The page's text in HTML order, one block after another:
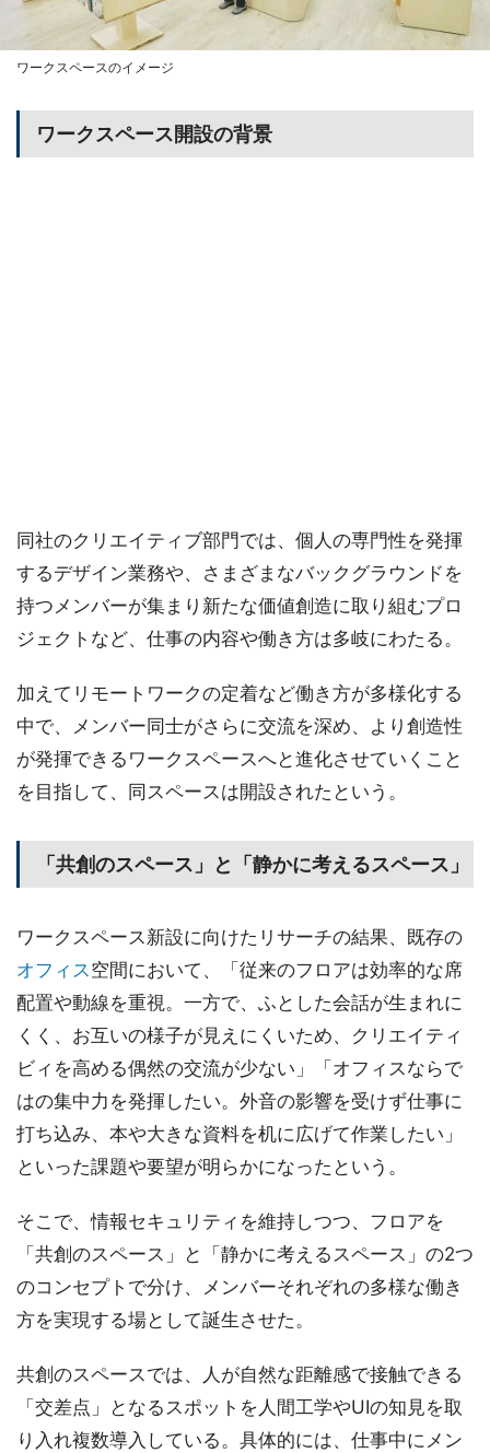
ワークスペースのイメージ
ワークスペース開設の背景
同社のクリエイティブ部門では、個人の専門性を発揮
するデザイン業務や、さまざまなバックグラウンドを
持つメンバーが集まり新たな価値創造に取り組むプロ
ジェクトなど、仕事の内容や働き方は多岐にわたる。
加えてリモートワークの定着など働き方が多様化する
中で、メンバー同士がさらに交流を深め、より創造性
が発揮できるワークスペースへと進化させていくこと
を目指して、同スペースは開設されたという。
「共創のスペース」と「静かに考えるスペース」
ワークスペース新設に向けたリサーチの結果、既存の
オフィス空間において、「従来のフロアは効率的な席
配置や動線を重視。一方で、ふとした会話が生まれに
くく、お互いの様子が見えにくいため、クリエイティ
ビィを高める偶然の交流が少ない」「オフィスならで
はの集中力を発揮したい。外音の影響を受けず仕事に
打ち込み、本や大きな資料を机に広げて作業したい」
といった課題や要望が明らかになったという。
そこで、情報セキュリティを維持しつつ、フロアを
「共創のスペース」と「静かに考えるスペース」の2つ
のコンセプトで分け、メンバーそれぞれの多様な働き
方を実現する場として誕生させた。
共創のスペースでは、人が自然な距離感で接触できる
「交差点」となるスポットを人間工学やUIの知見を取
り入れ複数導入している。具体的には、仕事中にメン